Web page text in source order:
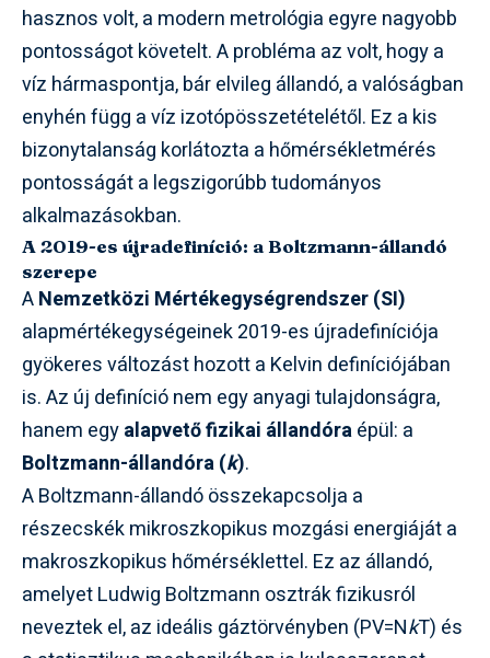
hasznos volt, a modern metrológia egyre nagyobb
pontosságot követelt. A probléma az volt, hogy a
víz hármaspontja, bár elvileg állandó, a valóságban
enyhén függ a víz izotópösszetételétől. Ez a kis
bizonytalanság korlátozta a hőmérsékletmérés
pontosságát a legszigorúbb tudományos
alkalmazásokban.
A 2019-es újradefiníció: a Boltzmann-állandó
szerepe
ANemzetközi Mértékegységrendszer (SI)
alapmértékegységeinek 2019-es újradefiníciója
gyökeres változást hozott a Kelvin definíciójában
is. Az új definíció nem egy anyagi tulajdonságra,
hanem egyalapvető fizikai állandóraépül: a
Boltzmann-állandóra (k).
A Boltzmann-állandó összekapcsolja a
részecskék mikroszkopikus mozgási energiáját a
makroszkopikus hőmérséklettel. Ez az állandó,
amelyet Ludwig Boltzmann osztrák fizikusról
neveztek el, az ideális gáztörvényben (PV=NkT) és